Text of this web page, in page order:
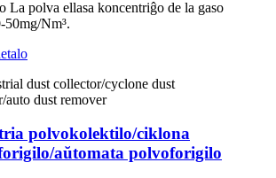
La polva ellasa koncentriĝo de la gaso
50mg/Nm³.
polvokolektilo/ciklona
aŭtomata polvoforigilo